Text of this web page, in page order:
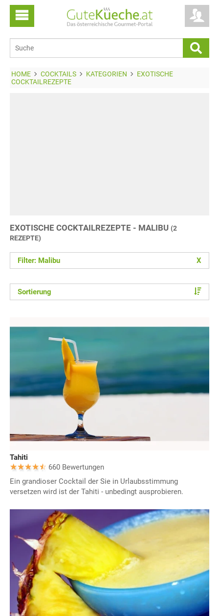
HOME COCKTAILS KATEGORIEN
EXOTISCHE
COCKTAILREZEPTE
EXOTISCHE COCKTAILREZEPTE - MALIBU (2
REZEPTE)
Filter: Malibu X
Sortierung
Tahiti
660 Bewertungen
Ein grandioser Cocktail der Sie in Urlaubsstimmung
versetzen wird ist der Tahiti - unbedingt ausprobieren.